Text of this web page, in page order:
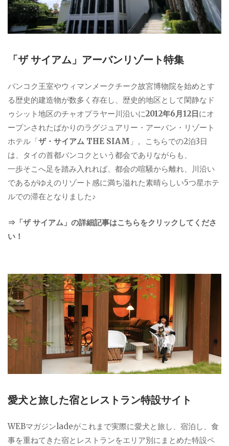
「ザ サイアム」アーバンリゾート特集
バンコク王室やウィマンメークチーク故宮博物院を始めとす
る歴史的建造物が数多く存在し、歴史的地区として閑静なド
ゥシット地区のチャオプラヤー川沿いに2012年6月12日にオ
ープンされたばかりのラグジュアリー・アーバン・リゾート
ホテル「ザ・サイアム THE SIAM 」。こちらでの2泊3日
は、タイの首都バンコクという都会でありながらも、
一歩そこへ足を踏み入れれば、都会の喧騒から離れ、川沿い
であるがゆえのリゾート感に満ち溢れた素晴らしい5つ星ホテ
ルでの滞在となりました♪
⇒「ザ サイアム」の詳細記事はこちらをクリックしてくださ
い！
愛犬と旅した宿とレストラン特設サイト
WEBマガジンladeがこれまで実際に愛犬と旅し、宿泊し、食
事を重ねてきた宿とレストランをエリア別にまとめた特設ペ